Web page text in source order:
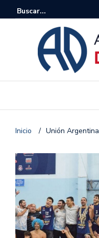
Inicio / Unión Argentina